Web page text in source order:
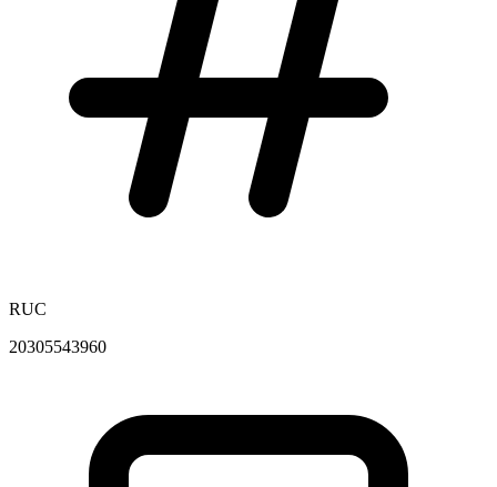
RUC
20305543960